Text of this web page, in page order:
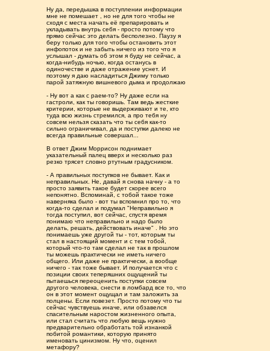
Ну да, передышка в поступлении информации
мне не помешает , но не для того чтобы не
сходя с места начать её препарировать и
укладывать внутрь себя - просто потому что
прямо сейчас это делать бесполезно. Паузу я
беру только для того чтобы остановить этот
инфопоток и не забыть ничего из того что я
услышал - думать об этом я буду не сейчас, а
когда-нибудь ночью, когда останусь в
одиночестве и даже отражение уснет. И
поэтому я даю насладиться Джиму только
парой затяжную вишневого дыма и продолжаю
- Ну вот а как с раем-то? Ну даже если на
гастроли, как ты говоришь. Там ведь жесткие
критерии, которые не выдерживают и те, кто
туда всю жизнь стремился, а про тебя ну
совсем нельзя сказать что ты себя как-то
сильно ограничивал, да и поступки далеко не
всегда правильные совершал...
В ответ Джим Моррисон поднимает
указательный палец вверх и несколько раз
резко трясет словно ртутным градусником.
- А правильных поступков не бывает. Как и
неправильных. Не, давай я снова начну - а то
просто заявить такое будет скорее всего
непонятно. Вспоминай, с тобой такое тоже
наверняка было - вот ты вспомнил про то, что
когда-то сделал и подумал "Неправильно я
тогда поступил, вот сейчас, спустя время
понимаю что неправильно и надо было
делать, решать, действовать иначе" . Но это
понимаешь уже другой ты - тот, которым ты
стал в настоящий момент и с тем тобой,
который что-то там сделал не так в прошлом
ты можешь практически не иметь ничего
общего. Или даже не практически, а вообще
ничего - так тоже бывает. И получается что с
позиции своих теперяшних ощущений ты
пытаешься переоценить поступки совсем
другого человека, снести в ломбард все то, что
он в этот момент ощущал и там заложить за
полцены. Если повезет. Просто потому что ты
сейчас чувствуешь иначе, или обзавелся
спасительным наростом жизненного опыта,
или стал считать что любую вещь нужно
предварительно обработать той изнанкой
побитой романтики, которую принято
именовать цинизмом. Ну что, оценил
метафору?